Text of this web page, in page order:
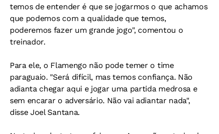
temos de entender é que se jogarmos o que achamos
que podemos com a qualidade que temos,
poderemos fazer um grande jogo", comentou o
treinador.
Para ele, o Flamengo não pode temer o time
paraguaio. "Será difícil, mas temos confiança. Não
adianta chegar aqui e jogar uma partida medrosa e
sem encarar o adversário. Não vai adiantar nada",
disse Joel Santana.